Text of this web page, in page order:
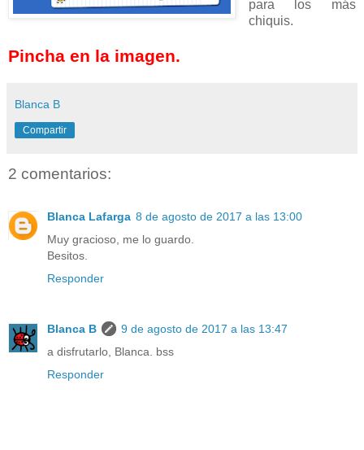
para los más
chiquis.
Pincha en la imagen.
Blanca B
Compartir
2 comentarios:
Blanca Lafarga 8 de agosto de 2017 a las 13:00
Muy gracioso, me lo guardo.
Besitos.
Responder
Blanca B
9 de agosto de 2017 a las 13:47
a disfrutarlo, Blanca. bss
Responder